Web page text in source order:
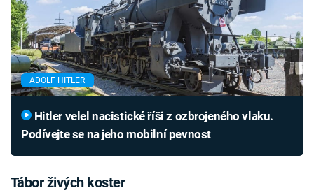
ADOLF HITLER
Podívejte se na jeho mobilní pevnost
Tábor živých koster